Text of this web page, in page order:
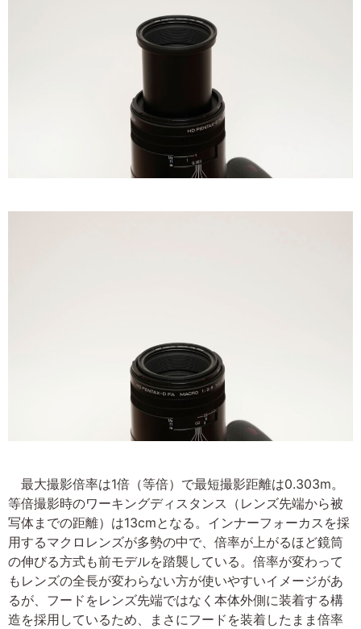
最大撮影倍率は1倍（等倍）で最短撮影距離は0.303m。
等倍撮影時のワーキングディスタンス（レンズ先端から被
写体までの距離）は13cmとなる。インナーフォーカスを採
用するマクロレンズが多勢の中で、倍率が上がるほど鏡筒
の伸びる方式も前モデルを踏襲している。倍率が変わって
もレンズの全長が変わらない方が使いやすいイメージがあ
るが、フードをレンズ先端ではなく本体外側に装着する構
造を採用しているため、まさにフードを装着したまま倍率